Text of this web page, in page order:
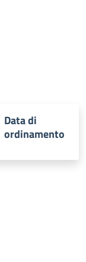
Data di
ordinamento